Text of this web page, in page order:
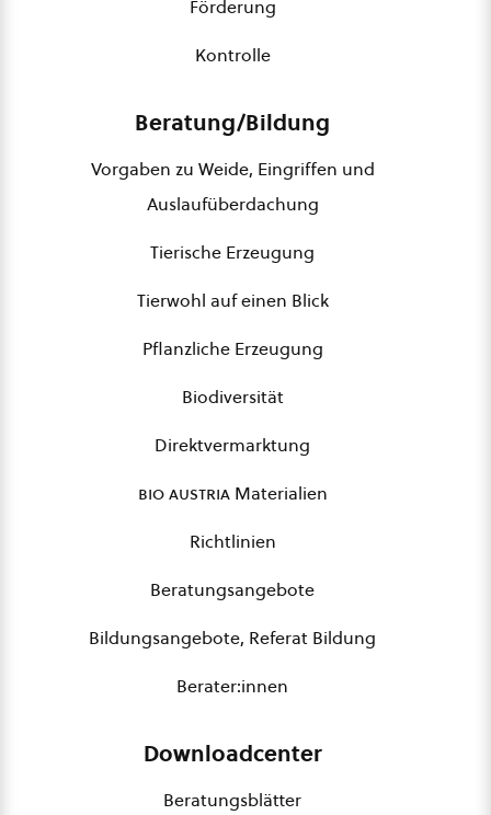
Förderung
Kontrolle
Beratung/Bildung
Vorgaben zu Weide, Eingriffen und
Auslaufüberdachung
Tierische Erzeugung
Tierwohl auf einen Blick
Pflanzliche Erzeugung
Biodiversität
Direktvermarktung
bio austriaMaterialien
Richtlinien
Beratungsangebote
Bildungsangebote, Referat Bildung
Berater:innen
Downloadcenter
Beratungsblätter